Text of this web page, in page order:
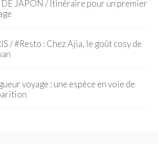
JAPON / Itinéraire pour un premier
/ #Resto : Chez Ajia, le goût cosy de
voyage : une espèce en voie de